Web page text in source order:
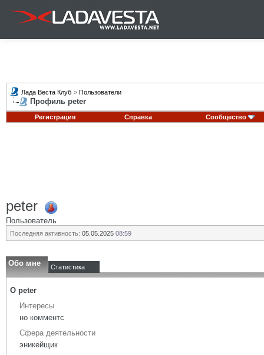
Лада Веста Клуб > Пользователи
Профиль peter
Регистрация Справка Сообщество
peter
Пользователь
Последняя активность: 05.05.2025 08:59
Обо мне Статистика
О peter
Интересы
но комментс
Сфера деятельности
эникейщик